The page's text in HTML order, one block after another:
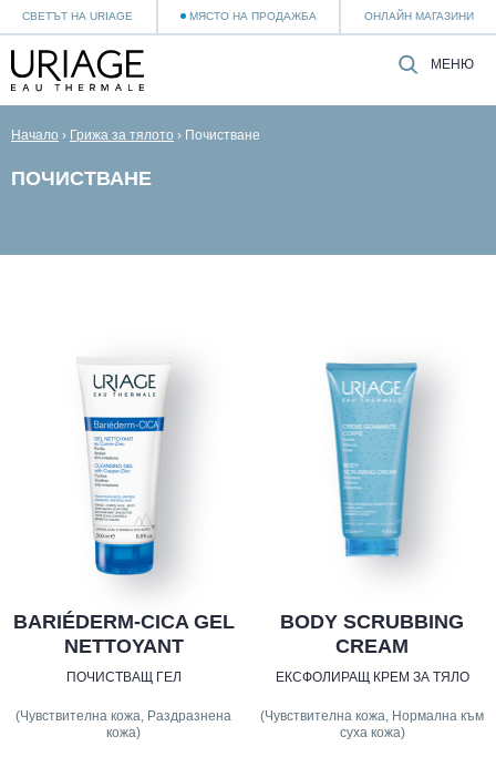
СВЕТЪТ НА URIAGE МЯСТО НА ПРОДАЖБА ОНЛАЙН МАГАЗИНИ
МЕНЮ
Начало › Грижа за тялото › Почистване
ПОЧИСТВАНЕ
BARIÉDERM-CICA GEL
NETTOYANT
ПОЧИСТВАЩ ГЕЛ
(Чувствителна кожа, Раздразнена
кожа)
BODY SCRUBBING
CREAM
EКСФОЛИРАЩ КРЕМ ЗА ТЯЛО
(Чувствителна кожа, Нормална към
суха кожа)